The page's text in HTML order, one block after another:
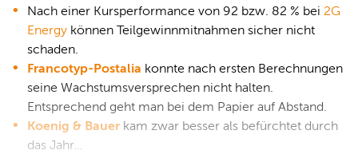
Nach einer Kursperformance von 92 bzw. 82 % bei 2G
Energy können Teilgewinnmitnahmen sicher nicht
schaden.
Francotyp-Postalia konnte nach ersten Berechnungen
seine Wachstumsversprechen nicht halten.
Entsprechend geht man bei dem Papier auf Abstand.
Koenig & Bauer kam zwar besser als befürchtet durch
das Jahr…